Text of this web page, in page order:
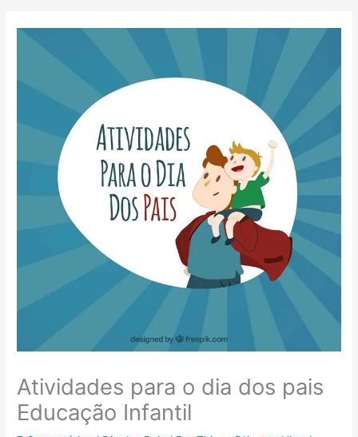
Atividades para o dia dos pais
Educação Infantil